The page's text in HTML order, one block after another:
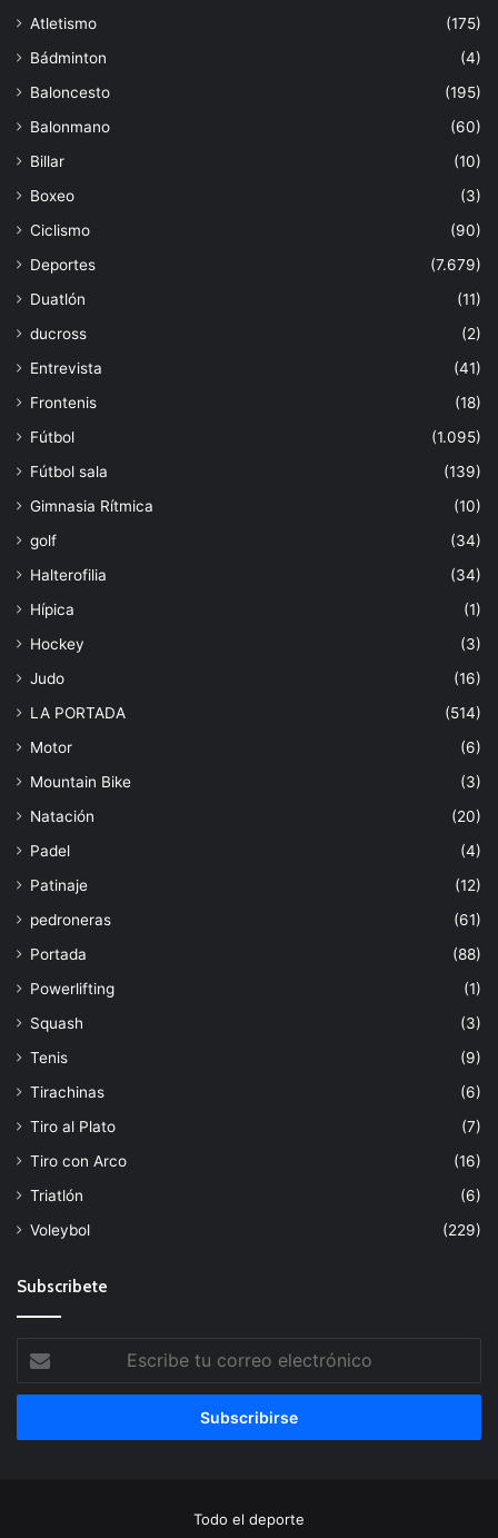
Atletismo
(175)
Bádminton
(4)
Baloncesto
(195)
Balonmano
(60)
Billar
(10)
Boxeo
(3)
Ciclismo
(90)
Deportes
(7.679)
Duatlón
(11)
ducross
(2)
Entrevista
(41)
Frontenis
(18)
Fútbol
(1.095)
Fútbol sala
(139)
Gimnasia Rítmica
(10)
golf
(34)
Halterofilia
(34)
Hípica
(1)
Hockey
(3)
Judo
(16)
LA PORTADA
(514)
Motor
(6)
Mountain Bike
(3)
Natación
(20)
Padel
(4)
Patinaje
(12)
pedroneras
(61)
Portada
(88)
Powerlifting
(1)
Squash
(3)
Tenis
(9)
Tirachinas
(6)
Tiro al Plato
(7)
Tiro con Arco
(16)
Triatlón
(6)
Voleybol
(229)
Subscribete
Escribe
tu
correo
Todo el deporte